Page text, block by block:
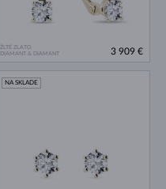
ŽLTÉ ZLATO
DIAMANT & DIAMANT
3 909 €
NA SKLADE